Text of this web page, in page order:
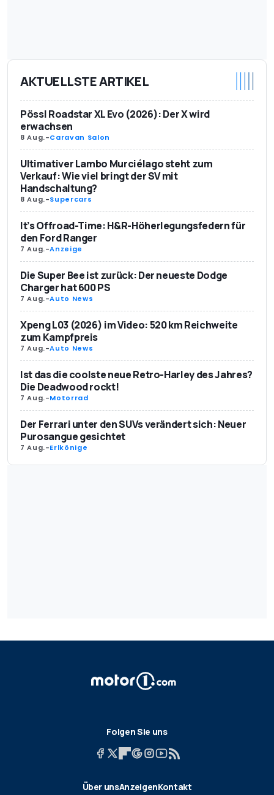
AKTUELLSTE ARTIKEL
Pössl Roadstar XL Evo (2026): Der X wird
erwachsen
8 Aug.-Caravan Salon
Ultimativer Lambo Murciélago steht zum
Verkauf: Wie viel bringt der SV mit
Handschaltung?
8 Aug.-Supercars
It’s Offroad-Time: H&R-Höherlegungsfedern für
den Ford Ranger
7 Aug.-Anzeige
Die Super Bee ist zurück: Der neueste Dodge
Charger hat 600 PS
7 Aug.-Auto News
Xpeng L03 (2026) im Video: 520 km Reichweite
zum Kampfpreis
7 Aug.-Auto News
Ist das die coolste neue Retro-Harley des Jahres?
Die Deadwood rockt!
7 Aug.-Motorrad
Der Ferrari unter den SUVs verändert sich: Neuer
Purosangue gesichtet
7 Aug.-Erlkönige
Folgen Sie uns
Über unsAnzeigenKontakt